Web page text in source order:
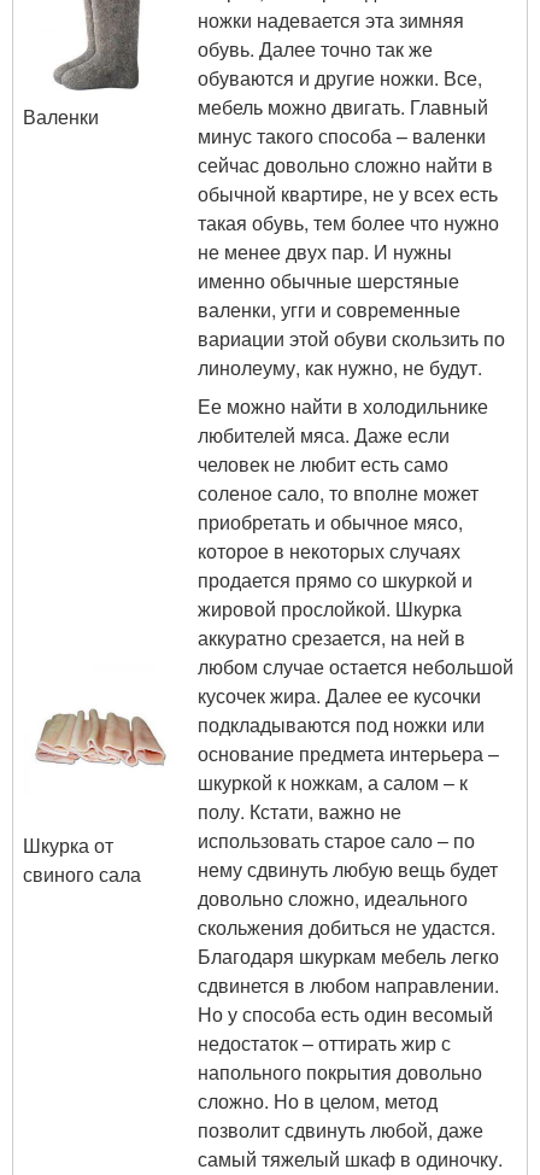
Валенки
ножки надевается эта зимняя
обувь. Далее точно так же
обуваются и другие ножки. Все,
мебель можно двигать. Главный
минус такого способа – валенки
сейчас довольно сложно найти в
обычной квартире, не у всех есть
такая обувь, тем более что нужно
не менее двух пар. И нужны
именно обычные шерстяные
валенки, угги и современные
вариации этой обуви скользить по
линолеуму, как нужно, не будут.
Шкурка от
свиного сала
Ее можно найти в холодильнике
любителей мяса. Даже если
человек не любит есть само
соленое сало, то вполне может
приобретать и обычное мясо,
которое в некоторых случаях
продается прямо со шкуркой и
жировой прослойкой. Шкурка
аккуратно срезается, на ней в
любом случае остается небольшой
кусочек жира. Далее ее кусочки
подкладываются под ножки или
основание предмета интерьера –
шкуркой к ножкам, а салом – к
полу. Кстати, важно не
использовать старое сало – по
нему сдвинуть любую вещь будет
довольно сложно, идеального
скольжения добиться не удастся.
Благодаря шкуркам мебель легко
сдвинется в любом направлении.
Но у способа есть один весомый
недостаток – оттирать жир с
напольного покрытия довольно
сложно. Но в целом, метод
позволит сдвинуть любой, даже
самый тяжелый шкаф в одиночку.